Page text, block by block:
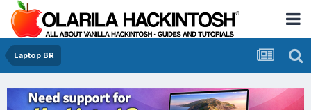
Laptop BR